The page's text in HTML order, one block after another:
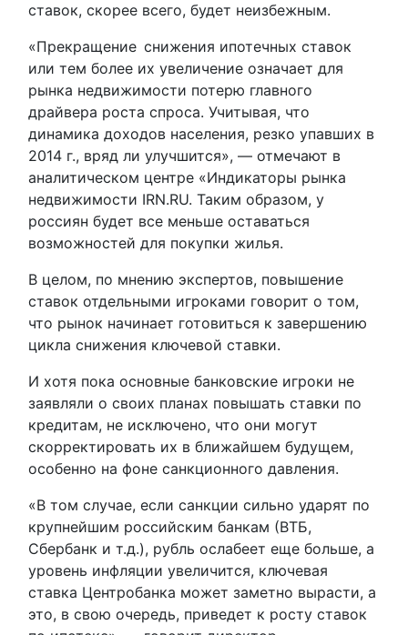
ставок, скорее всего, будет неизбежным.
«Прекращение снижения ипотечных ставок
или тем более их увеличение означает для
рынка недвижимости потерю главного
драйвера роста спроса. Учитывая, что
динамика доходов населения, резко упавших в
2014 г., вряд ли улучшится», — отмечают в
аналитическом центре «Индикаторы рынка
недвижимости IRN.RU. Таким образом, у
россиян будет все меньше оставаться
возможностей для покупки жилья.
В целом, по мнению экспертов, повышение
ставок отдельными игроками говорит о том,
что рынок начинает готовиться к завершению
цикла снижения ключевой ставки.
И хотя пока основные банковские игроки не
заявляли о своих планах повышать ставки по
кредитам, не исключено, что они могут
скорректировать их в ближайшем будущем,
особенно на фоне санкционного давления.
«В том случае, если санкции сильно ударят по
крупнейшим российским банкам (ВТБ,
Сбербанк и т.д.), рубль ослабеет еще больше, а
уровень инфляции увеличится, ключевая
ставка Центробанка может заметно вырасти, а
это, в свою очередь, приведет к росту ставок